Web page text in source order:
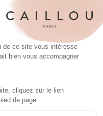
de confidentialité
et retours
de commande
or